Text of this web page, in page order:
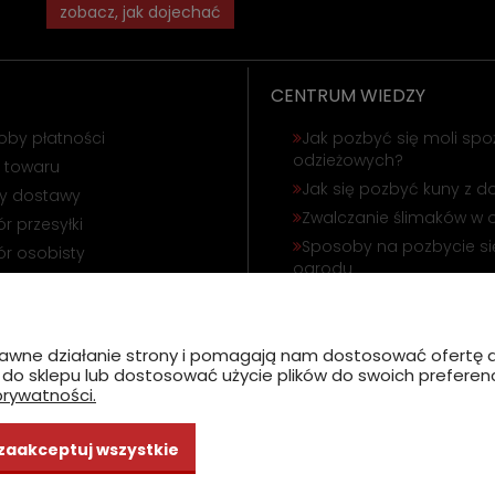
zobacz, jak dojechać
płatności
towaru
dostawy
przesyłki
osobisty
CENTRUM WIEDZY
Jak pozbyć się moli
odzieżowych?
Jak się pozbyć kuny z
Zwalczanie ślimaków w
Sposoby na pozbycie
ogrodu
działanie strony i pomagają nam dostosować
sklepu lub dostosować użycie plików do swoich
wszystkie